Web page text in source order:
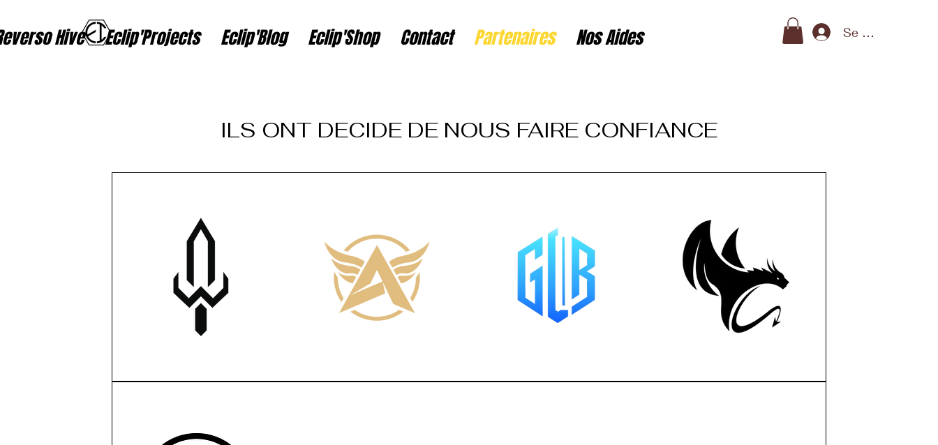
Hive Eclip'Projects Eclip'Blog Eclip'Shop Contact Partenaires Nos Aides Se connecter
ILS ONT DECIDE DE NOUS FAIRE CONFIANCE